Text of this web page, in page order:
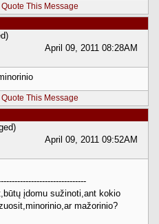
Quote This Message
April 09, 2011 08:28AM
Quote This Message
April 09, 2011 09:52AM
įdomu sužinoti,ant kokio
mažorinio?